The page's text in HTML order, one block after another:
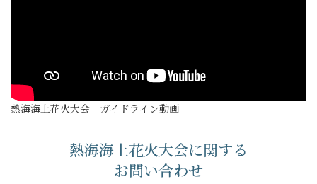
熱海海上花火大会 ガイドライン動画
熱海海上花火大会に関する
お問い合わせ